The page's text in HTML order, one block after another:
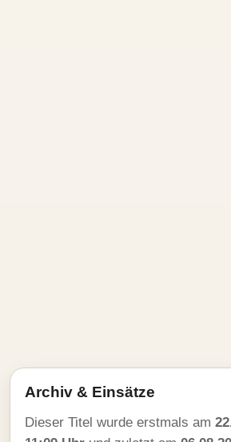
Archiv & Einsätze
Dieser Titel wurde erstmals am